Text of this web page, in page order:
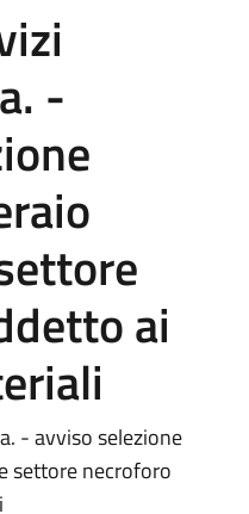
-
ai
- avviso selezione
settore necroforo